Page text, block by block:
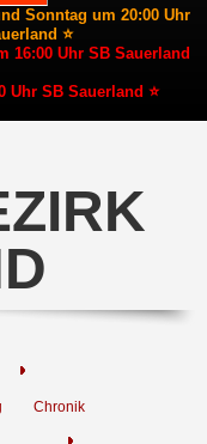
Sonntag um 20:00 Uhr
⭐
16:00 Uhr SB Sauerland
Uhr SB Sauerland ⭐
Chronik